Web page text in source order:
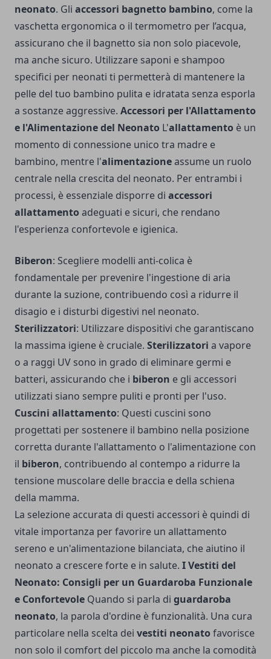
neonato. Gli accessori bagnetto bambino, come la
vaschetta ergonomica o il termometro per l’acqua,
assicurano che il bagnetto sia non solo piacevole,
ma anche sicuro. Utilizzare saponi e shampoo
specifici per neonati ti permetterà di mantenere la
pelle del tuo bambino pulita e idratata senza esporla
a sostanze aggressive. Accessori per l'Allattamento
e l'Alimentazione del Neonato L'allattamento è un
momento di connessione unico tra madre e
bambino, mentre l'alimentazioneassume un ruolo
centrale nella crescita del neonato. Per entrambi i
processi, è essenziale disporre di accessori
allattamento adeguati e sicuri, che rendano
l'esperienza confortevole e igienica.
Biberon: Scegliere modelli anti-colica è
fondamentale per prevenire l'ingestione di aria
durante la suzione, contribuendo così a ridurre il
disagio e i disturbi digestivi nel neonato.
Sterilizzatori: Utilizzare dispositivi che garantiscano
la massima igiene è cruciale. Sterilizzatori a vapore
o a raggi UV sono in grado di eliminare germi e
batteri, assicurando che i biberon e gli accessori
utilizzati siano sempre puliti e pronti per l'uso.
Cuscini allattamento: Questi cuscini sono
progettati per sostenere il bambino nella posizione
corretta durante l'allattamento o l'alimentazione con
il biberon, contribuendo al contempo a ridurre la
tensione muscolare delle braccia e della schiena
della mamma.
La selezione accurata di questi accessori è quindi di
vitale importanza per favorire un allattamento
sereno e un'alimentazione bilanciata, che aiutino il
neonato a crescere forte e in salute. I Vestiti del
Neonato: Consigli per un Guardaroba Funzionale
e Confortevole Quando si parla di guardaroba
neonato, la parola d'ordine è funzionalità. Una cura
particolare nella scelta dei vestiti neonato favorisce
non solo il comfort del piccolo ma anche la comodità